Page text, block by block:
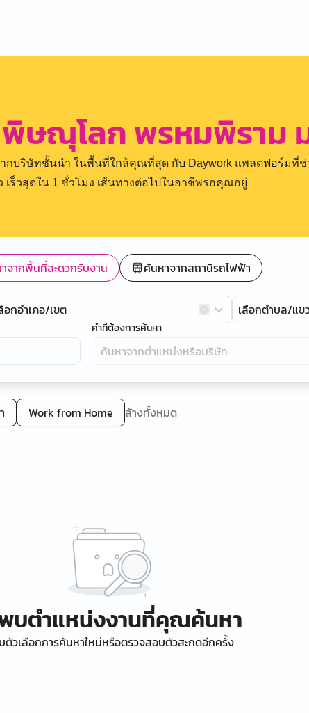
พิษณุโลก พรหมพิราม
กบริษัทชั้นนำ ในพื้นที่ใกล้คุณที่สุด กับ Daywork แพลตฟอร์มที่
เร็วสุดใน 1 ชั่วโมง เส้นทางต่อไปในอาชีพรอคุณอยู่
จากพื้นที่สะดวกรับงาน ค้นหาจากสถานีรถไฟฟ้า
อกอำเภอ/เขต เลือกตำบล/แข
คำที่ต้องการค้นหา
Work from Home ล้างทั้งหมด
บตำแหน่งงานที่คุณค้นหา
ตัวเลือกการค้นหาใหม่หรือตรวจสอบตัวสะกดอีกครั้ง